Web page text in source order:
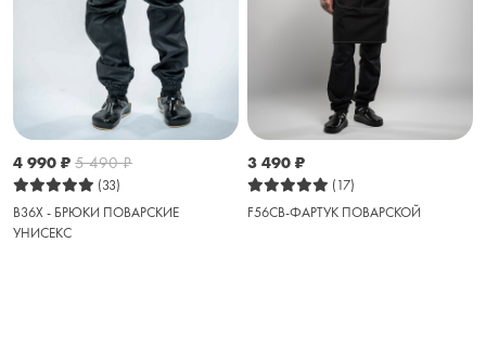
4 990 ₽ 5 490₽
(33)
B36X - БРЮКИ ПОВАРСКИЕ
УНИСЕКС
3 490 ₽
(17)
F56CB-ФАРТУК ПОВАРСКОЙ